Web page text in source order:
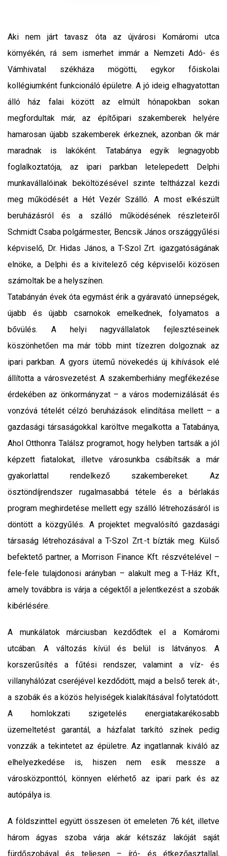
Aki nem járt tavasz óta az újvárosi Komáromi utca
környékén, rá sem ismerhet immár a Nemzeti Adó- és
Vámhivatal székháza mögötti, egykor főiskolai
kollégiumként funkcionáló épületre. A jó ideig elhagyatottan
álló ház falai között az elmúlt hónapokban sokan
megfordultak már, az építőipari szakemberek helyére
hamarosan újabb szakemberek érkeznek, azonban ők már
maradnak is lakóként. Tatabánya egyik legnagyobb
foglalkoztatója, az ipari parkban letelepedett Delphi
munkavállalóinak beköltözésével szinte teltházzal kezdi
meg működését a Hét Vezér Szálló. A most elkészült
beruházásról és a szálló működésének részleteiről
Schmidt Csaba polgármester, Bencsik János országgyűlési
képviselő, Dr. Hidas János, a T-Szol Zrt. igazgatóságának
elnöke, a Delphi és a kivitelező cég képviselői közösen
számoltak be a helyszínen.
Tatabányán évek óta egymást érik a gyáravató ünnepségek,
újabb és újabb csarnokok emelkednek, folyamatos a
bővülés. A helyi nagyvállalatok fejlesztéseinek
köszönhetően ma már több mint tízezren dolgoznak az
ipari parkban. A gyors ütemű növekedés új kihívások elé
állította a városvezetést. A szakemberhiány megfékezése
érdekében az önkormányzat – a város modernizálását és
vonzóvá tételét célzó beruházások elindítása mellett – a
gazdasági társaságokkal karöltve megalkotta a Tatabánya,
Ahol Otthonra Találsz programot, hogy helyben tartsák a jól
képzett fiatalokat, illetve városunkba csábítsák a már
gyakorlattal rendelkező szakembereket. Az
ösztöndíjrendszer rugalmasabbá tétele és a bérlakás
program meghirdetése mellett egy szálló létrehozásáról is
döntött a közgyűlés. A projektet megvalósító gazdasági
társaság létrehozásával a T-Szol Zrt.-t bízták meg. Külső
befektető partner, a Morrison Finance Kft. részvételével –
fele-fele tulajdonosi arányban – alakult meg a T-Ház Kft.,
amely továbbra is várja a cégektől a jelentkezést a szobák
kibérlésére.
A munkálatok márciusban kezdődtek el a Komáromi
utcában. A változás kívül és belül is látványos. A
korszerűsítés a fűtési rendszer, valamint a víz- és
villanyhálózat cseréjével kezdődött, majd a belső terek át-,
a szobák és a közös helyiségek kialakításával folytatódott.
A homlokzati szigetelés energiatakarékosabb
üzemeltetést garantál, a házfalat tarkító színek pedig
vonzzák a tekintetet az épületre. Az ingatlannak kiváló az
elhelyezkedése is, hiszen nem esik messze a
városközponttól, könnyen elérhető az ipari park és az
autópálya is.
A földszinttel együtt összesen öt emeleten 76 két, illetve
három ágyas szoba várja akár kétszáz lakóját saját
fürdőszobával és teljesen – író- és étkezőasztallal,